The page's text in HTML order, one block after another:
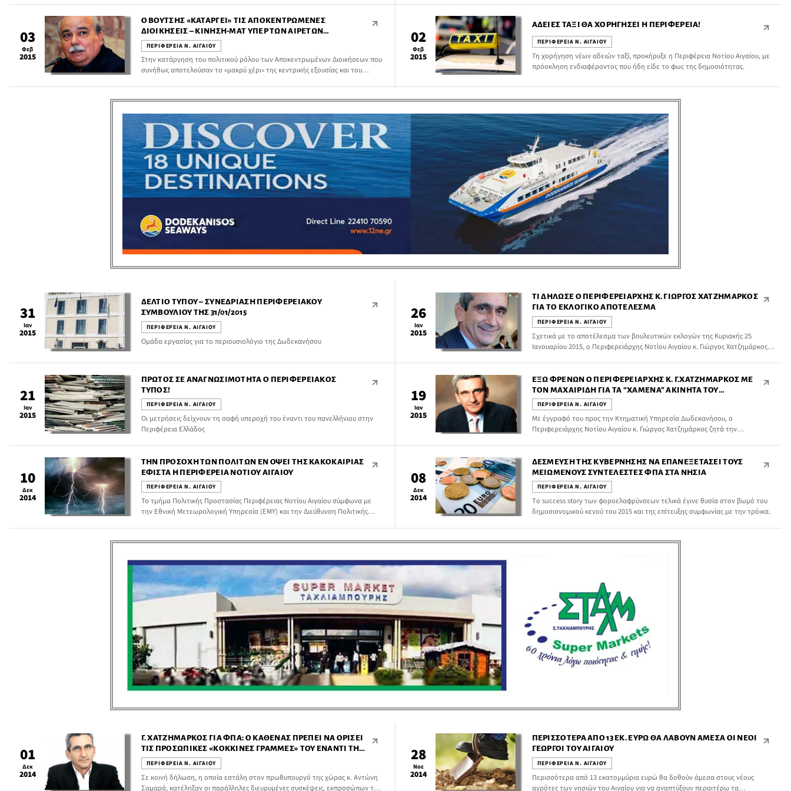
03
Φεβ
2015
Ο ΒΟΎΤΣΗΣ «ΚΑΤΑΡΓΕΊ» ΤΙΣ ΑΠΟΚΕΝΤΡΩΜΈΝΕΣ
ΔΙΟΙΚΉΣΕΙΣ – ΚΊΝΗΣΗ-ΜΑΤ ΥΠΈΡ ΤΩΝ ΑΙΡΕΤΏΝ
ΠΕΡΙΦΕΡΕΙΏΝ
ΠΕΡΙΦΕΡΕΙΑ Ν. ΑΙΓΑΙΟΥ
Στην κατάργηση του πολιτικού ρόλου των Αποκεντρωμένων Διοικήσεων που
συνήθως αποτελούσαν το «μακρύ χέρι» της κεντρικής εξουσίας και του
Νίκος Βούτσης.
02
Φεβ
2015
ΆΔΕΙΕΣ ΤΑΞΊ ΘΑ ΧΟΡΗΓΉΣΕΙ Η ΠΕΡΙΦΈΡΕΙΑ!
ΠΕΡΙΦΕΡΕΙΑ Ν. ΑΙΓΑΙΟΥ
Τη χορήγηση νέων αδειών ταξί, προκήρυξε η Περιφέρεια Νοτίου Αιγαίου, με
πρόσκληση ενδιαφέροντος που ήδη είδε το φως της δημοσιότητας.
31
Ιαν
2015
ΔΕΛΤΊΟ ΤΎΠΟΥ – ΣΥΝΕΔΡΊΑΣΗ ΠΕΡΙΦΕΡΕΙΑΚΟΎ
ΣΥΜΒΟΥΛΊΟΥ ΤΗΣ 31/01/2015
ΠΕΡΙΦΕΡΕΙΑ Ν. ΑΙΓΑΙΟΥ
Ομάδα εργασίας για το περιουσιολόγιο της Δωδεκανήσου
26
Ιαν
2015
ΤΙ ΔΉΛΩΣΕ Ο ΠΕΡΙΦΕΡΕΙΆΡΧΗΣ Κ. ΓΙΏΡΓΟΣ ΧΑΤΖΗΜΆΡΚΟΣ
ΓΙΑ ΤΟ ΕΚΛΟΓΙΚΌ ΑΠΟΤΈΛΕΣΜΑ
ΠΕΡΙΦΕΡΕΙΑ Ν. ΑΙΓΑΙΟΥ
Σχετικά με το αποτέλεσμα των βουλευτικών εκλογών της Κυριακής 25
Ιανουαρίου 2015, ο Περιφερειάρχης Νοτίου Αιγαίου κ. Γιώργος Χατζημάρκος
21
Ιαν
2015
ΠΡΏΤΟΣ ΣΕ ΑΝΑΓΝΩΣΙΜΌΤΗΤΑ Ο ΠΕΡΙΦΕΡΕΙΑΚΌΣ
ΤΎΠΟΣ!
ΠΕΡΙΦΕΡΕΙΑ Ν. ΑΙΓΑΙΟΥ
Οι μετρήσεις δείχνουν τη σαφή υπεροχή του έναντι του πανελλήνιου στην
Περιφέρεια Ελλάδος
19
Ιαν
2015
ΈΞΩ ΦΡΕΝΏΝ Ο ΠΕΡΙΦΕΡΕΙΆΡΧΗΣ Κ. Γ.ΧΑΤΖΗΜΆΡΚΟΣ ΜΕ
ΤΟΝ ΜΑΧΑΙΡΊΔΗ ΓΙΑ ΤΑ “ΧΑΜΈΝΑ” ΑΚΊΝΗΤΑ ΤΟΥ
ΔΗΜΟΣΊΟΥ. ΤΟΥ ΤΑ ΈΔΙΝΑΝ, ΑΛΛΆ ΑΠΆΝΤΗΣΕ ΌΤΙ ΔΕΝ ΤΑ
ΧΡΕΙΆΖΕΤΑΙ!
ΠΕΡΙΦΕΡΕΙΑ Ν. ΑΙΓΑΙΟΥ
Με έγγραφό του προς την Κτηματική Υπηρεσία Δωδεκανήσου, ο
Περιφερειάρχης Νοτίου Αιγαίου κ. Γιώργος Χατζημάρκος ζητά την
10
Δεκ
2014
ΤΗΝ ΠΡΟΣΟΧΗ ΤΩΝ ΠΟΛΙΤΏΝ ΕΝ ΌΨΕΙ ΤΗΣ ΚΑΚΟΚΑΙΡΊΑΣ
ΕΦΙΣΤΆ Η ΠΕΡΙΦΈΡΕΙΑ ΝΟΤΊΟΥ ΑΙΓΑΊΟΥ
ΠΕΡΙΦΕΡΕΙΑ Ν. ΑΙΓΑΙΟΥ
Το τμήμα Πολιτικής Προστασίας Περιφέρειας Νοτίου Αιγαίου σύμφωνα με
την Εθνική Μετεωρολογική Υπηρεσία (ΕΜΥ) και την Διεύθυνση Πολιτικής
σήμερα Τετάρτη 10-12-2014 έως και την Παρασκευή 12-12-2014.
08
Δεκ
2014
ΔΈΣΜΕΥΣΗ ΤΗΣ ΚΥΒΈΡΝΗΣΗΣ ΝΑ ΕΠΑΝΕΞΕΤΆΣΕΙ ΤΟΥΣ
ΜΕΙΩΜΈΝΟΥΣ ΣΥΝΤΕΛΕΣΤΈΣ ΦΠA ΣΤΑ ΝΗΣΙΆ
ΠΕΡΙΦΕΡΕΙΑ Ν. ΑΙΓΑΙΟΥ
Tο success story των φοροελαφρύνσεων τελικά έγινε θυσία στον βωμό του
δημοσιονομικού κενού του 2015 και της επίτευξης συμφωνίας με την τρόικα.
01
Δεκ
2014
Γ. ΧΑΤΖΗΜΆΡΚΟΣ ΓΙΑ ΦΠΑ: Ο ΚΑΘΈΝΑΣ ΠΡΈΠΕΙ ΝΑ ΟΡΊΣΕΙ
ΤΙΣ ΠΡΟΣΩΠΙΚΈΣ «ΚΌΚΚΙΝΕΣ ΓΡΑΜΜΈΣ» ΤΟΥ ΈΝΑΝΤΙ ΤΗΣ
ΚΟΙΝΩΝΊΑΣ ΠΟΥ ΕΚΠΡΟΣΩΠΕΊ
ΠΕΡΙΦΕΡΕΙΑ Ν. ΑΙΓΑΙΟΥ
Σε κοινή δήλωση, η οποία εστάλη στον πρωθυπουργό της χώρας κ. Αντώνη
Σαμαρά, κατέληξαν οι παράλληλες διευρυμένες συσκέψεις, εκπροσώπων των
28
Νοε
2014
ΠΕΡΙΣΣΌΤΕΡΑ ΑΠΌ 13 ΕΚ. ΕΥΡΏ ΘΑ ΛΆΒΟΥΝ ΆΜΕΣΑ ΟΙ ΝΈΟΙ
ΓΕΩΡΓΟΊ ΤΟΥ ΑΙΓΑΊΟΥ
ΠΕΡΙΦΕΡΕΙΑ Ν. ΑΙΓΑΙΟΥ
Περισσότερα από 13 εκατομμύρια ευρώ θα δοθούν άμεσα στους νέους
αγρότες των νησιών του Αιγαίου για να αναπτύξουν περαιτέρω τα